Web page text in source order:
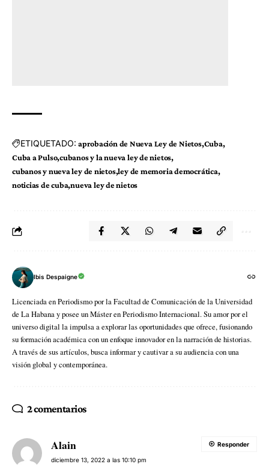
ETIQUETADO: aprobación de Nueva Ley de Nietos Cuba
Cuba a Pulso cubanos y la nueva ley de nietos
cubanos y nueva ley de nietos ley de memoria democrática
noticias de cuba nueva ley de nietos
Ibis Despaigne
Licenciada en Periodismo por la Facultad de Comunicación de la Universidad
de La Habana y posee un Máster en Periodismo Internacional. Su amor por el
universo digital la impulsa a explorar las oportunidades que ofrece, fusionando
su formación académica con un enfoque innovador en la narración de historias.
A través de sus artículos, busca informar y cautivar a su audiencia con una
visión global y contemporánea.
2 comentarios
Alain
diciembre 13, 2022 a las 10:10 pm
Responder